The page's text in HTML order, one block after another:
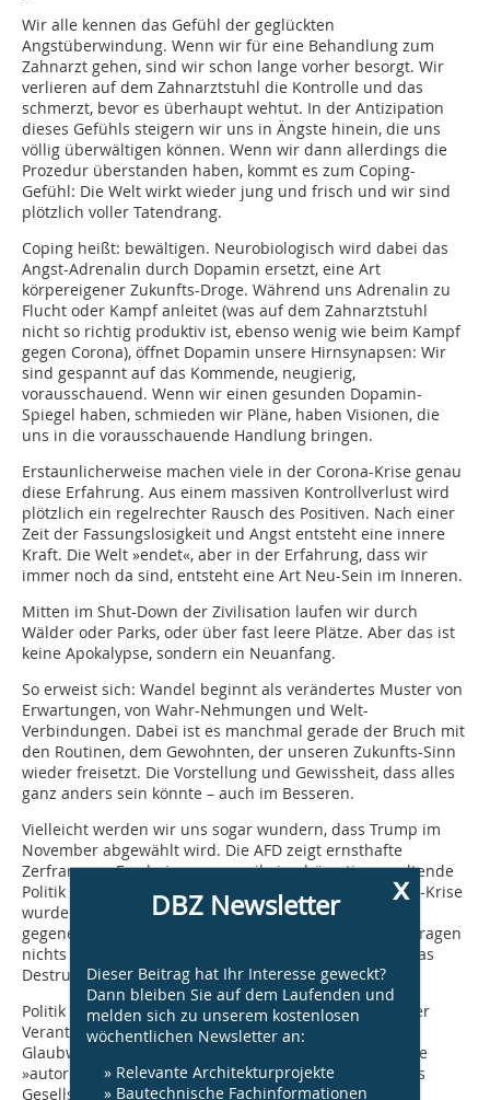
Wir alle kennen das Gefühl der geglückten
Angstüberwindung. Wenn wir für eine Behandlung zum
Zahnarzt gehen, sind wir schon lange vorher besorgt. Wir
verlieren auf dem Zahnarztstuhl die Kontrolle und das
schmerzt, bevor es überhaupt wehtut. In der Antizipation
dieses Gefühls steigern wir uns in Ängste hinein, die uns
völlig überwältigen können. Wenn wir dann allerdings die
Prozedur überstanden haben, kommt es zum Coping-
Gefühl: Die Welt wirkt wieder jung und frisch und wir sind
plötzlich voller Tatendrang.
Coping heißt: bewältigen. Neurobiologisch wird dabei das
Angst-Adrenalin durch Dopamin ersetzt, eine Art
körpereigener Zukunfts-Droge. Während uns Adrenalin zu
Flucht oder Kampf anleitet (was auf dem Zahnarztstuhl
nicht so richtig produktiv ist, ebenso wenig wie beim Kampf
gegen Corona), öffnet Dopamin unsere Hirnsynapsen: Wir
sind gespannt auf das Kommende, neugierig,
vorausschauend. Wenn wir einen gesunden Dopamin-
Spiegel haben, schmieden wir Pläne, haben Visionen, die
uns in die vorausschauende Handlung bringen.
Erstaunlicherweise machen viele in der Corona-Krise genau
diese Erfahrung. Aus einem massiven Kontrollverlust wird
plötzlich ein regelrechter Rausch des Positiven. Nach einer
Zeit der Fassungslosigkeit und Angst entsteht eine innere
Kraft. Die Welt »endet«, aber in der Erfahrung, dass wir
immer noch da sind, entsteht eine Art Neu-Sein im Inneren.
Mitten im Shut-Down der Zivilisation laufen wir durch
Wälder oder Parks, oder über fast leere Plätze. Aber das ist
keine Apokalypse, sondern ein Neuanfang.
So erweist sich: Wandel beginnt als verändertes Muster von
Erwartungen, von Wahr-Nehmungen und Welt-
Verbindungen. Dabei ist es manchmal gerade der Bruch mit
den Routinen, dem Gewohnten, der unseren Zukunfts-Sinn
wieder freisetzt. Die Vorstellung und Gewissheit, dass alles
ganz anders sein könnte – auch im Besseren.
Vielleicht werden wir uns sogar wundern, dass Trump im
November abgewählt wird. Die AFD zeigt ernsthafte
Zerfransens-Erscheinungen, weil eine bösartige, spaltende
Politik nicht zu einer Corona-Welt passt. In der Corona-Krise
wurde deutlich, dass diejenigen, die Menschen
gegeneinander aufhetzen wollen, zu echten Zukunftsfragen
nichts beizutragen haben. Wenn es ernst wird, wird das
Destruktive deutlich, das im Populismus wohnt.
Politik in ihrem Ur-Sinne als Formung gesellschaftlicher
Verantwortlichkeiten bekam in dieser Krise eine neue
Glaubwürdigkeit, eine neue Legitimität. Gerade weil sie
»autoritär« handeln musste, schuf Politik Vertrauen ins
Gesellschaftliche. Auch die Wissenschaft hat in der
x
DBZ Newsletter
Dieser Beitrag hat Ihr Interesse geweckt?
Dann bleiben Sie auf dem Laufenden und
melden sich zu unserem kostenlosen
wöchentlichen Newsletter an:
» Relevante Architekturprojekte
» Bautechnische Fachinformationen